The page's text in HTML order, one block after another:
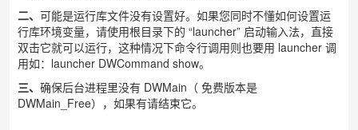
二、 可能是运行库文件没有设置好。如果您同时不懂如何设置运
行库环境变量，请使用根目录下的 “launcher” 启动输入法，直接
双击它就可以运行，这种情况下命令行调用则也要用 launcher 调
用如：launcher DWCommand show。
三、 确保后台进程里没有 DWMain（ 免费版本是
DWMain_Free），如果有请结束它。